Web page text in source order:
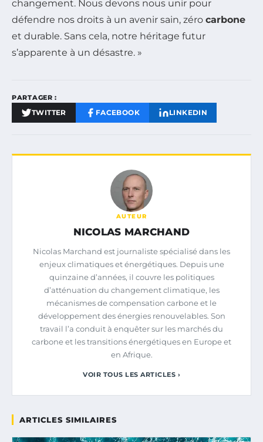
changement. Nous devons nous unir pour
défendre nos droits à un avenir sain, zéro carbone
et durable. Sans cela, notre héritage futur
s’apparente à un désastre. »
PARTAGER :
TWITTER FACEBOOK LINKEDIN
AUTEUR
NICOLAS MARCHAND
Nicolas Marchand est journaliste spécialisé dans les
enjeux climatiques et énergétiques. Depuis une
quinzaine d’années, il couvre les politiques
d’atténuation du changement climatique, les
mécanismes de compensation carbone et le
développement des énergies renouvelables. Son
travail l’a conduit à enquêter sur les marchés du
carbone et les transitions énergétiques en Europe et
en Afrique.
VOIR TOUS LES ARTICLES ›
ARTICLES SIMILAIRES